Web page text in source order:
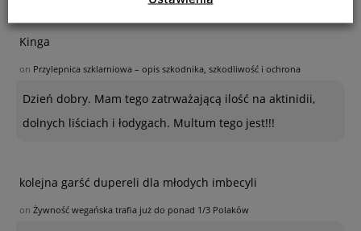
Kinga
on Przylepnica szklarniowa – opis szkodnika, szkodliwość i ochrona
Dzień dobry. Mam tego zatrważającą ilość na aktinidii,
dolnych liściach i łodygach. Multum tego jest!!!
kolejna garść dupereli dla młodych imbecyli
on Żywność wegańska trafia już do ponad 1/3 Polaków